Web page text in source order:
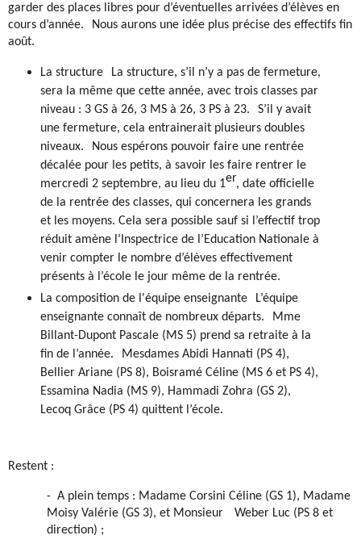
garder des places libres pour d’éventuelles arrivées d’élèves en
cours d’année. Nous aurons une idée plus précise des effectifs fin
août.
La structure
La structure, s’il n’y a pas de fermeture,
sera la même que cette année, avec trois classes par
niveau : 3 GS à 26, 3 MS à 26, 3 PS à 23. S’il y avait
une fermeture, cela entrainerait plusieurs doubles
niveaux. Nous espérons pouvoir faire une rentrée
décalée pour les petits, à savoir les faire rentrer le
mercredi 2 septembre, au lieu du 1er, date officielle
de la rentrée des classes, qui concernera les grands
et les moyens. Cela sera possible sauf si l’effectif trop
réduit amène l’Inspectrice de l’Education Nationale à
venir compter le nombre d’élèves effectivement
présents à l’école le jour même de la rentrée.
La composition de l'équipe enseignante
L’équipe
enseignante connaît de nombreux départs. Mme
Billant-Dupont Pascale (MS 5) prend sa retraite à la
fin de l’année. Mesdames Abidi Hannati (PS 4),
Bellier Ariane (PS 8), Boisramé Céline (MS 6 et PS 4),
Essamina Nadia (MS 9), Hammadi Zohra (GS 2),
Lecoq Grâce (PS 4) quittent l’école.
Restent :
- A plein temps : Madame Corsini Céline (GS 1), Madame
Moisy Valérie (GS 3), et Monsieur
Weber Luc (PS 8 et
direction) ;